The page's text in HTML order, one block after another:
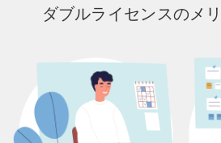
ダブルライセンスのメ